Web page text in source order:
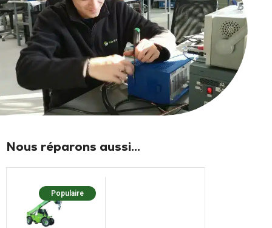
Nous réparons aussi...
Populaire